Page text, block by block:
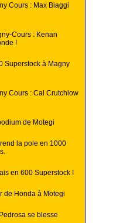
Cours : Max Biaggi
Cours : Kenan
!
Superstock à Magny
Cours : Cal Crutchlow
de Motegi
la pole en 1000
en 600 Superstock !
de Honda à Motegi
se blesse